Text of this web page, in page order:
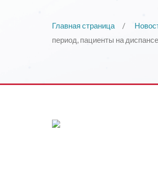
Главная страница
период, пациенты на